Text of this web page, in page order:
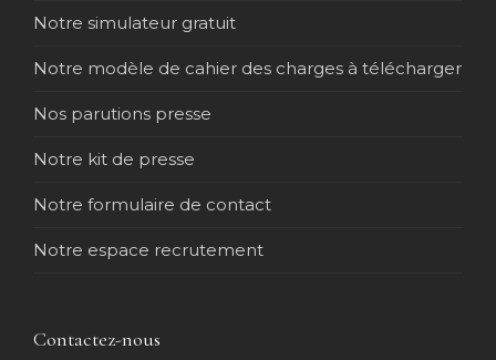
Notre simulateur gratuit
Notre modèle de cahier des charges à télécharger
Nos parutions presse
Notre kit de presse
Notre formulaire de contact
Notre espace recrutement
Contactez-nous